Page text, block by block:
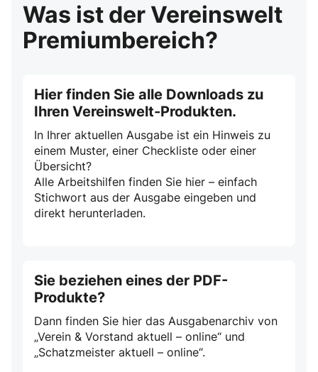
Was ist der Vereinswelt
Premiumbereich?
Hier finden Sie alle Downloads zu
Ihren Vereinswelt-Produkten.
In Ihrer aktuellen Ausgabe ist ein Hinweis zu
einem Muster, einer Checkliste oder einer
Übersicht?
Alle Arbeitshilfen finden Sie hier – einfach
Stichwort aus der Ausgabe eingeben und
direkt herunterladen.
Sie beziehen eines der PDF-
Produkte?
Dann finden Sie hier das Ausgabenarchiv von
„Verein & Vorstand aktuell – online“ und
„Schatzmeister aktuell – online“.